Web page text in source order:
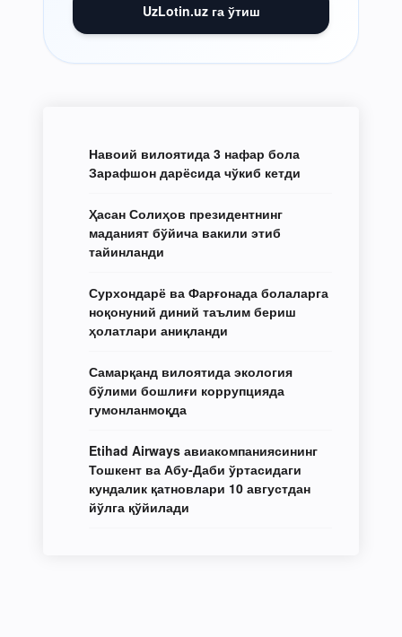
UzLotin.uz га ўтиш
Навоий вилоятида 3 нафар бола
Зарафшон дарёсида чўкиб кетди
Ҳасан Солиҳов президентнинг
маданият бўйича вакили этиб
тайинланди
Сурхондарё ва Фарғонада болаларга
ноқонуний диний таълим бериш
ҳолатлари аниқланди
Самарқанд вилоятида экология
бўлими бошлиғи коррупцияда
гумонланмоқда
Etihad Airways авиакомпаниясининг
Тошкент ва Абу-Даби ўртасидаги
кундалик қатновлари 10 августдан
йўлга қўйилади